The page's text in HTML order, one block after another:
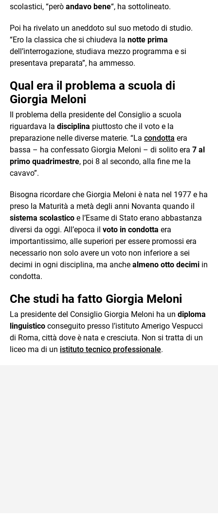
scolastici, “però andavo bene“, ha sottolineato.
Poi ha rivelato un aneddoto sul suo metodo di studio.
“Ero la classica che si chiudeva la notte prima
dell’interrogazione, studiava mezzo programma e si
presentava preparata”, ha ammesso.
Qual era il problema a scuola di
Giorgia Meloni
Il problema della presidente del Consiglio a scuola
riguardava la disciplina piuttosto che il voto e la
preparazione nelle diverse materie. “La condotta era
bassa – ha confessato Giorgia Meloni – di solito era 7 al
primo quadrimestre, poi 8 al secondo, alla fine me la
cavavo”.
Bisogna ricordare che Giorgia Meloni è nata nel 1977 e ha
preso la Maturità a metà degli anni Novanta quando il
sistema scolastico e l’Esame di Stato erano abbastanza
diversi da oggi. All’epoca il voto in condotta era
importantissimo, alle superiori per essere promossi era
necessario non solo avere un voto non inferiore a sei
decimi in ogni disciplina, ma anche almeno otto decimi in
condotta.
Che studi ha fatto Giorgia Meloni
La presidente del Consiglio Giorgia Meloni ha un diploma
linguistico conseguito presso l’istituto Amerigo Vespucci
di Roma, città dove è nata e cresciuta. Non si tratta di un
liceo ma di un istituto tecnico professionale.